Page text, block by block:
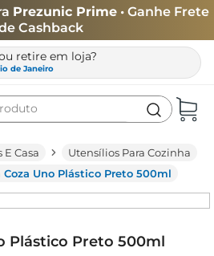
Prezunic Prime • Ganhe Frete
Cashback
retire em loja?
de Janeiro
Casa
Utensílios Para Cozinha
Uno Plástico Preto 500ml
Plástico Preto 500ml